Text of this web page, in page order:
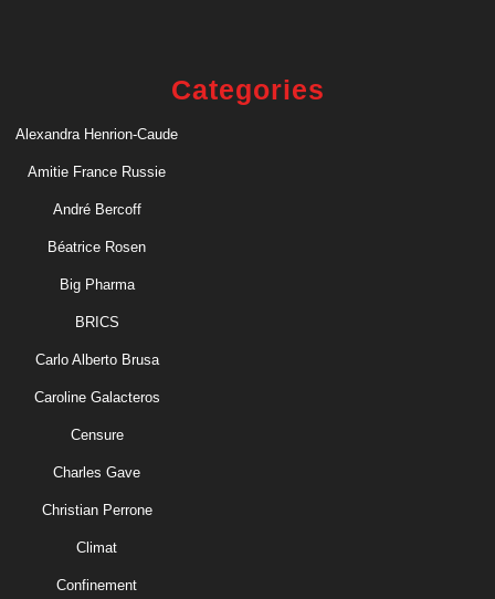
Categories
Alexandra Henrion-Caude
Amitie France Russie
André Bercoff
Béatrice Rosen
Big Pharma
BRICS
Carlo Alberto Brusa
Caroline Galacteros
Censure
Charles Gave
Christian Perrone
Climat
Confinement